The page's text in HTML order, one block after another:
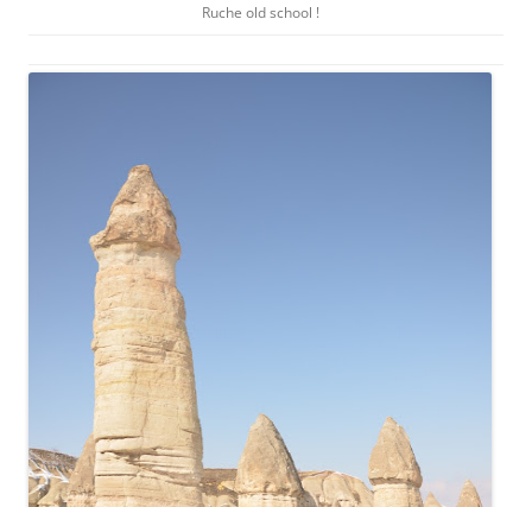
Ruche old school !